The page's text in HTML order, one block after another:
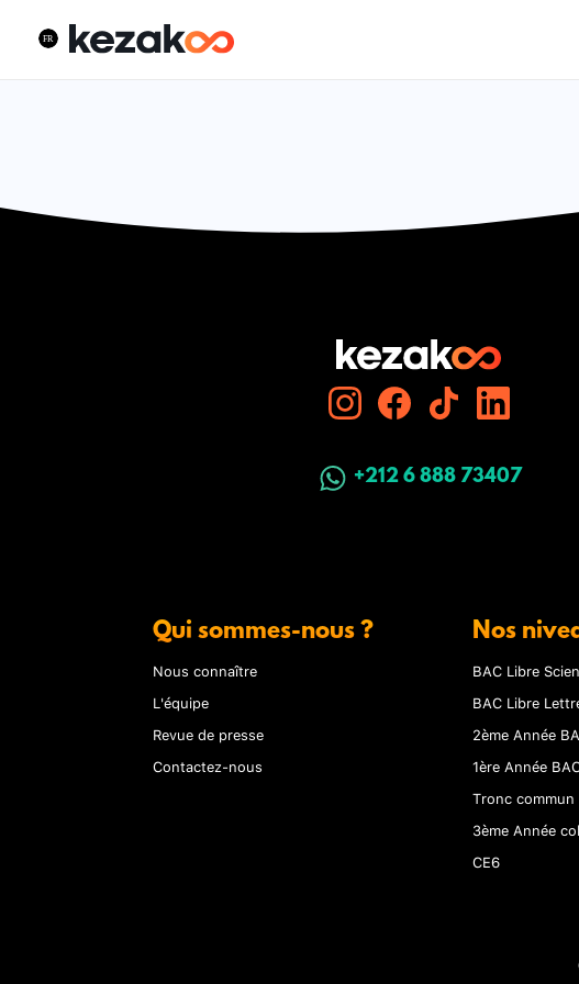
+212 6 888 73407
Qui sommes-nous ?
Nous connaître
L'équipe
Revue de presse
Contactez-nous
Nos
BAC Libre
BAC Libre
2ème Année
1ère Année
Tronc commun
3ème Année
CE6